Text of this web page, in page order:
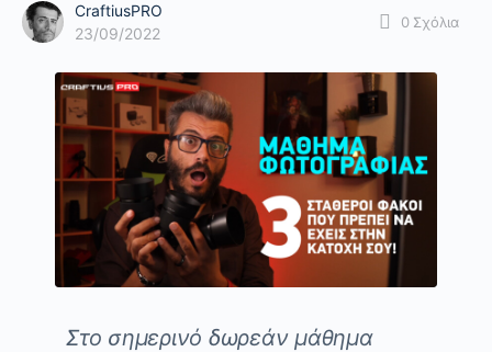
CraftiusPRO
23/09/2022
0 Σχόλια
Στο σημερινό δωρεάν μάθημα